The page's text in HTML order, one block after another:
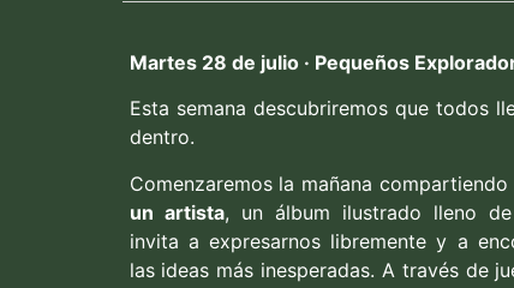
Martes 28 de julio · Pequeños
Esta semana descubriremos que todos
dentro.
Comenzaremos la mañana
un artista, un álbum ilustrado lleno
invita a expresarnos libremente y a
las ideas más inesperadas. A través de